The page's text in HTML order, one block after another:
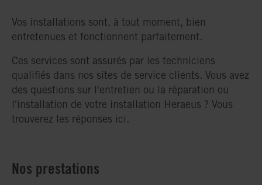
Vos installations sont, à tout moment, bien
entretenues et fonctionnent parfaitement.
Ces services sont assurés par les techniciens
qualifiés dans nos sites de service clients. Vous avez
des questions sur l'entretien ou la réparation ou
l'installation de votre installation Heraeus ? Vous
trouverez les réponses ici.
Nos prestations